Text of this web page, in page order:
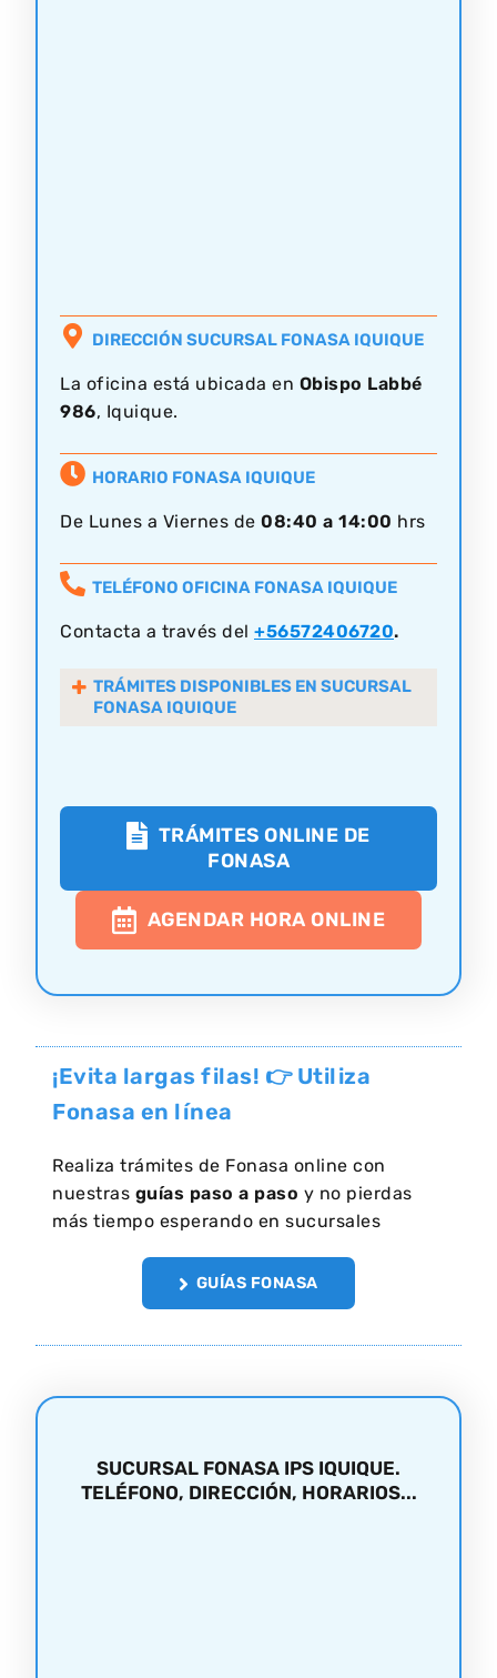
DIRECCIÓN SUCURSAL FONASA IQUIQUE
La oficina está ubicada en Obispo Labbé
986, Iquique.
HORARIO FONASA IQUIQUE
De Lunes a Viernes de 08:40 a 14:00 hrs
TELÉFONO OFICINA FONASA IQUIQUE
Contacta a través del +56572406720.
TRÁMITES DISPONIBLES EN SUCURSAL
FONASA IQUIQUE
TRÁMITES ONLINE DE
FONASA
AGENDAR HORA ONLINE
¡Evita largas filas! 👉 Utiliza
Fonasa en línea
Realiza trámites de Fonasa online con
nuestras guías paso a paso y no pierdas
más tiempo esperando en sucursales
GUÍAS FONASA
SUCURSAL FONASA IPS IQUIQUE.
TELÉFONO, DIRECCIÓN, HORARIOS...